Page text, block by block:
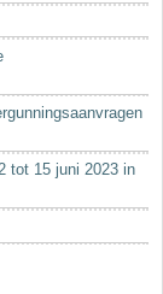
tot 15 juni 2023 in